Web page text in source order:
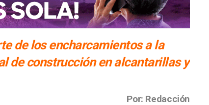
de los encharcamientos a la
de construcción en alcantarillas y
Por: Redacción